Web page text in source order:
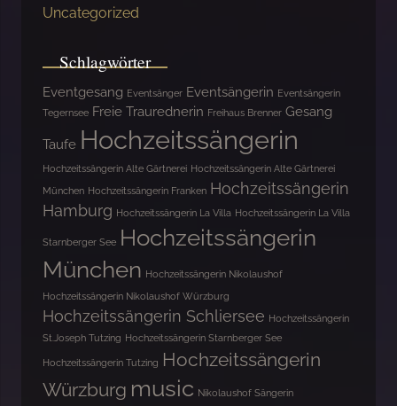
Uncategorized
Schlagwörter
Eventgesang Eventsänger Eventsängerin Eventsängerin
Tegernsee Freie Traurednerin Freihaus Brenner Gesang
Taufe Hochzeitssängerin
Hochzeitssängerin Alte Gärtnerei Hochzeitssängerin Alte Gärtnerei
München Hochzeitssängerin Franken Hochzeitssängerin
Hamburg Hochzeitssängerin La Villa Hochzeitssängerin La Villa
Starnberger See Hochzeitssängerin
München Hochzeitssängerin Nikolaushof
Hochzeitssängerin Nikolaushof Würzburg
Hochzeitssängerin Schliersee Hochzeitssängerin
St.Joseph Tutzing Hochzeitssängerin Starnberger See
Hochzeitssängerin Tutzing Hochzeitssängerin
Würzburg music Nikolaushof Sängerin